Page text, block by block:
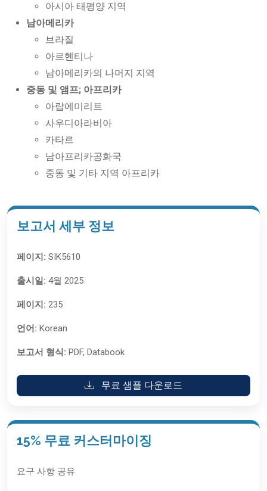
아시아 태평양 지역
남아메리카
브라질
아르헨티나
남아메리카의 나머지 지역
중동 및 앰프; 아프리카
아랍에미리트
사우디아라비아
카타르
남아프리카공화국
중동 및 기타 지역 아프리카
보고서 세부 정보
페이지: SIK5610
출시일: 4월 2025
페이지: 235
언어: Korean
보고서 형식: PDF, Databook
무료 샘플 다운로드
15% 무료 커스터마이징
요구 사항 공유